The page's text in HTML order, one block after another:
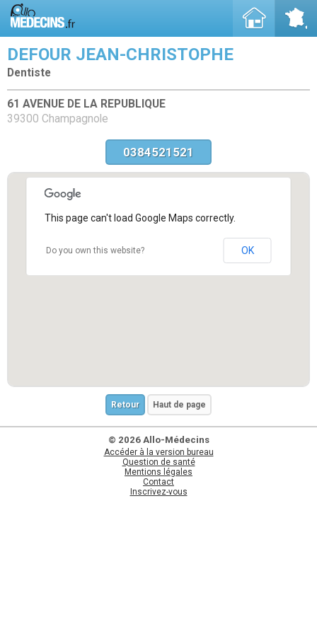
DEFOUR JEAN-CHRISTOPHE
Dentiste
61 AVENUE DE LA REPUBLIQUE
39300 Champagnole
0384521521
This page can't load Google Maps correctly.
Do you own this website? OK
Retour Haut de page
© 2026 Allo-Médecins
Accéder à la version bureau
Question de santé
Mentions légales
Contact
Inscrivez-vous